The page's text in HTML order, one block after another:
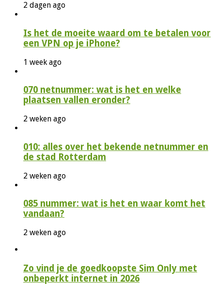
2 dagen ago
Is het de moeite waard om te betalen voor
een VPN op je iPhone?
1 week ago
070 netnummer: wat is het en welke
plaatsen vallen eronder?
2 weken ago
010: alles over het bekende netnummer en
de stad Rotterdam
2 weken ago
085 nummer: wat is het en waar komt het
vandaan?
2 weken ago
Zo vind je de goedkoopste Sim Only met
onbeperkt internet in 2026